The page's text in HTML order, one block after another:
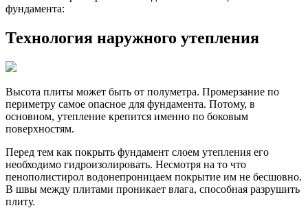
фундамента:
Технология наружного утепления
Высота плиты может быть от полуметра. Промерзание по
периметру самое опасное для фундамента. Потому, в
основном, утепление крепится именно по боковым
поверхностям.
Перед тем как покрыть фундамент слоем утепления его
необходимо гидроизолировать. Несмотря на то что
пенополистирол водонепроницаем покрытие им не бесшовно.
В швы между плитами проникает влага, способная разрушить
плиту.